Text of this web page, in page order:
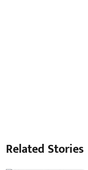
Related Stories